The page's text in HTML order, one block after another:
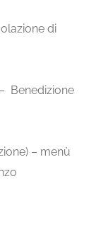
di
Benedizione
– menù